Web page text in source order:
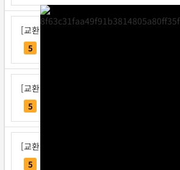
[교환신청] 인디오바
5
[교환신청] 지크사
5
[교환신청] 탁구왕김탁구
5